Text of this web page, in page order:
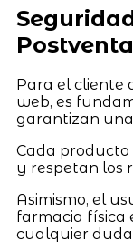
Postventa
Para el cliente
web, es
garantizan
Cada producto
y respetan los
Asimismo, el
farmacia física
cualquier duda